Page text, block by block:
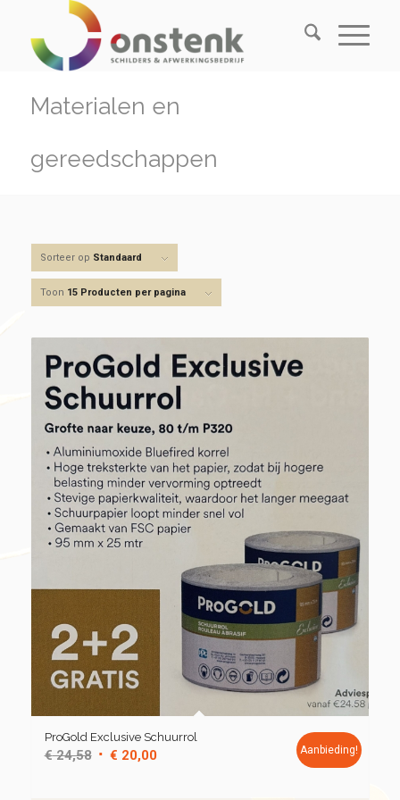
Materialen en
gereedschappen
Sorteer op Standaard
Toon 15 Producten per pagina
ProGold Exclusive Schuurrol
€24,58 Oorspronkelijke
€ 20,00Huidige
Aanbieding!